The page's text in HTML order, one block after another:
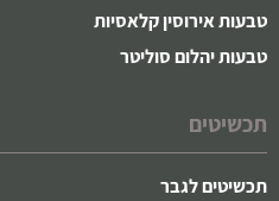
טבעות אירוסין קלאסיות
טבעות יהלום סוליטר
תכשיטים
תכשיטים לגבר